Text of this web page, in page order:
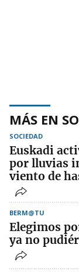
MÁS EN
SOCIEDAD
Euskadi
por lluvias
viento de
BERM@TU
Elegimos
ya no